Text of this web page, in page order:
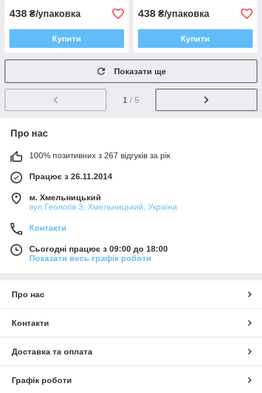
438 ₴/упаковка
Купити
438 ₴/упаковка
Купити
Показати ще
1 / 5
Про нас
100% позитивних з 267 відгуків за рік
Працює з 26.11.2014
м. Хмельницький
вул.Геологів 3, Хмельницький, Україна
Контакти
Сьогодні працює з 09:00 до 18:00
Показати весь графік роботи
Про нас
Контакти
Доставка та оплата
Графік роботи